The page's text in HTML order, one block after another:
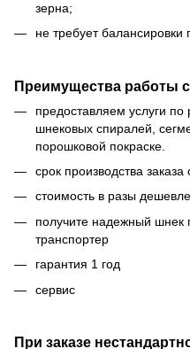
зерна;
не требует балансировки
Преимущества работы
предоставляем услуги
шнековых спиралей,
порошковой покраске.
срок производства
стоимость в разы
получите надежный шнек
транспортер
гарантия 1 год
сервис
При заказе